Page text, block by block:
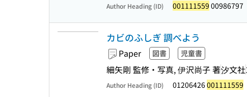
Author Heading (ID) 001111559 00986797
カビのふしぎ 調べよう
Paper 図書 児童書
細矢剛 監修・写真, 伊沢尚子 著汐文社
Author Heading (ID) 01206426001111559